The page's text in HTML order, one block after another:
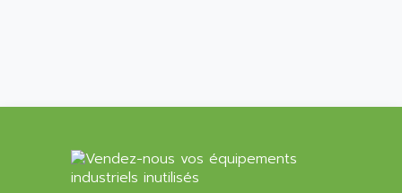
690 SERIE
ECODRIVE
AMERSHAM
AMETEK
AMETHERM